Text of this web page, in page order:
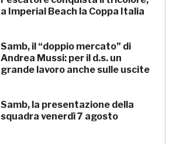
a Imperial Beach la Coppa Italia
Samb, il “doppio mercato” di
Andrea Mussi: per il d.s. un
grande lavoro anche sulle uscite
Samb, la presentazione della
squadra venerdì 7 agosto